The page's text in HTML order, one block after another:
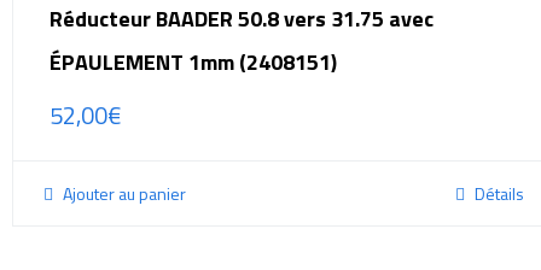
Réducteur BAADER 50.8 vers 31.75 avec
ÉPAULEMENT 1mm (2408151)
52,00€
Ajouter au panier Détails